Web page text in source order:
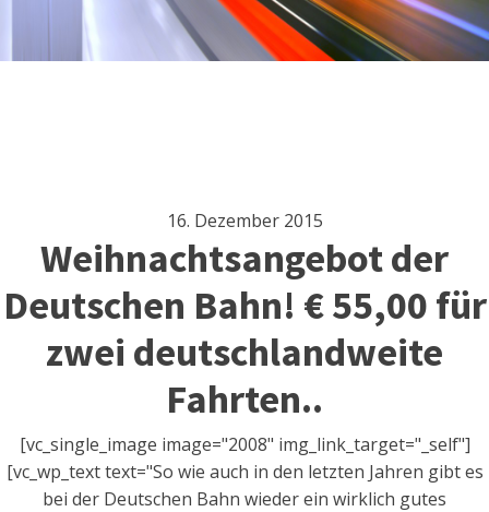
16. Dezember 2015
Weihnachtsangebot der
Deutschen Bahn! € 55,00 für
zwei deutschlandweite
Fahrten..
[vc_single_image image="2008" img_link_target="_self"]
[vc_wp_text text="So wie auch in den letzten Jahren gibt es
bei der Deutschen Bahn wieder ein wirklich gutes